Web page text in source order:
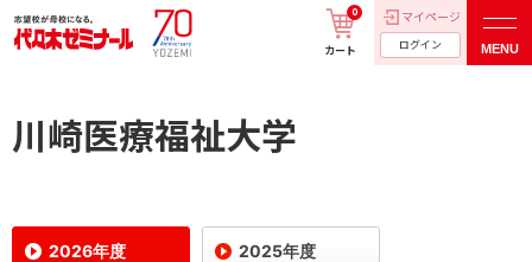
カート
0 マイページ
ログイン MENU
川崎医療福祉大学
2026年度 2025年度